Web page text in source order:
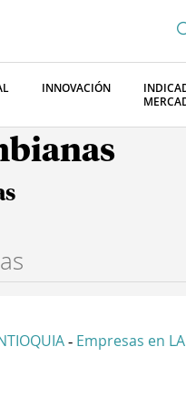
INNOVACIÓN
- Empresas en LA